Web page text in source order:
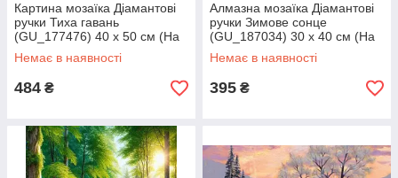
Картина мозаїка Діамантові
ручки Тиха гавань
(GU_177476) 40 х 50 см (На
підрамнику)
Немає в наявності
484 ₴
Алмазна мозаїка Діамантові
ручки Зимове сонце
(GU_187034) 30 х 40 см (На
підрамнику)
Немає в наявності
395 ₴